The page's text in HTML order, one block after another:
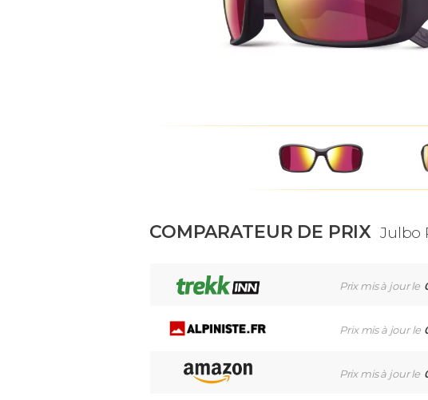
COMPARATEUR DE PRIX Julbo
Prix mis à jour le
Prix mis à jour le
Prix mis à jour le